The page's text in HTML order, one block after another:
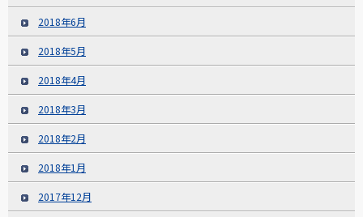
2018年6月
2018年5月
2018年4月
2018年3月
2018年2月
2018年1月
2017年12月